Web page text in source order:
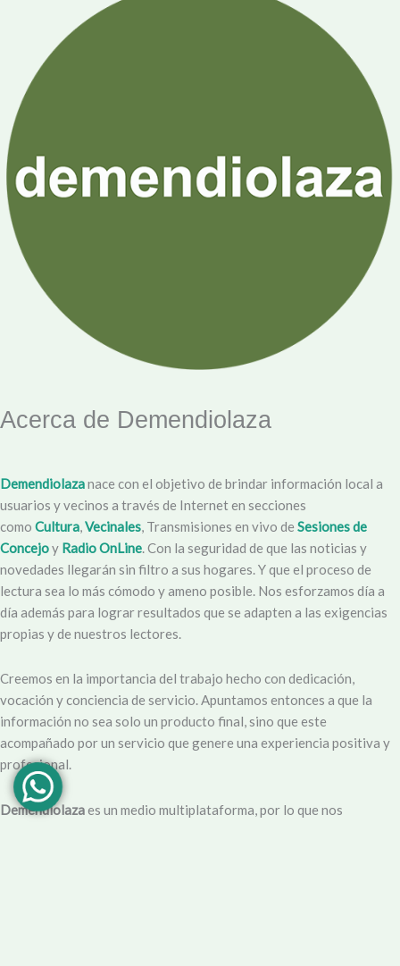
Acerca de Demendiolaza
Demendiolazanace con el objetivo de brindar información local a
usuarios y vecinos a través de Internet en secciones
como Cultura,Vecinales, Transmisiones en vivo de Sesiones de
Concejoy Radio OnLine. Con la seguridad de que las noticias y
novedades llegarán sin filtro a sus hogares. Y que el proceso de
lectura sea lo más cómodo y ameno posible. Nos esforzamos día a
día además para lograr resultados que se adapten a las exigencias
propias y de nuestros lectores.
Creemos en la importancia del trabajo hecho con dedicación,
vocación y conciencia de servicio. Apuntamos entonces a que la
información no sea solo un producto final, sino que este
acompañado por un servicio que genere una experiencia positiva y
profesional.
Demendiolazaes un medio multiplataforma, por lo que nos